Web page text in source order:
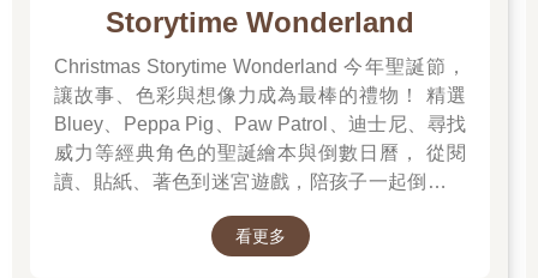
Storytime Wonderland
Christmas Storytime Wonderland 今年聖誕節，
讓故事、色彩與想像力成為最棒的禮物！ 精選
Bluey、Peppa Pig、Paw Patrol、迪士尼、尋找
威力等經典角色的聖誕繪本與倒數日曆， 從閱
讀、貼紙、著色到迷宮遊戲，陪孩子一起倒數歡
滿的驚喜與節慶溫度， Read it, Play it, Feel the
看更多